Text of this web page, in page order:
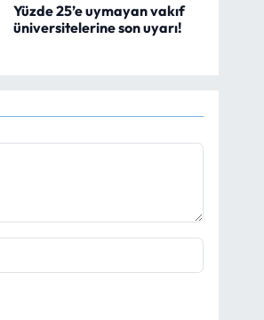
Yüzde 25’e uymayan vakıf
üniversitelerine son uyarı!